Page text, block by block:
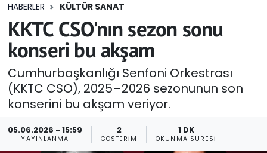
HABERLER KÜLTÜR SANAT
KKTC CSO'nın sezon sonu
konseri bu akşam
Cumhurbaşkanlığı Senfoni Orkestrası
(KKTC CSO), 2025–2026 sezonunun son
konserini bu akşam veriyor.
05.06.2026 - 15:59
YAYINLANMA
2
GÖSTERIM
1 DK
OKUNMA SÜRESI
Eğitim
Ekonomi
Foto Galeri
GEZİ
Güncel
Tüm Manşetler
Son Dakika Haberleri
Haber Arşivi